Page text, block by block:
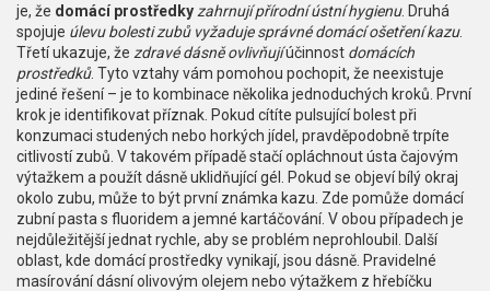
je, že domácí prostředky zahrnují přírodní ústní hygienu. Druhá
spojuje úlevu bolesti zubů vyžaduje správné domácí ošetření kazu.
Třetí ukazuje, že zdravé dásně ovlivňujíúčinnost domácích
prostředků. Tyto vztahy vám pomohou pochopit, že neexistuje
jediné řešení – je to kombinace několika jednoduchých kroků. První
krok je identifikovat příznak. Pokud cítíte pulsující bolest při
konzumaci studených nebo horkých jídel, pravděpodobně trpíte
citlivostí zubů. V takovém případě stačí opláchnout ústa čajovým
výtažkem a použít dásně uklidňující gél. Pokud se objeví bílý okraj
okolo zubu, může to být první známka kazu. Zde pomůže domácí
zubní pasta s fluoridem a jemné kartáčování. V obou případech je
nejdůležitější jednat rychle, aby se problém neprohloubil. Další
oblast, kde domácí prostředky vynikají, jsou dásně. Pravidelné
masírování dásní olivovým olejem nebo výtažkem z hřebíčku